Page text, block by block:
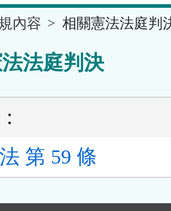
內容 相關憲法法庭判
法庭判決
第 59 條